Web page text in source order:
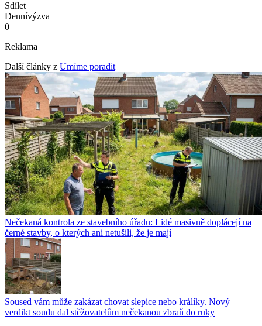
Sdílet
Dennívýzva
0
Reklama
Další články z Umíme poradit
Nečekaná kontrola ze stavebního úřadu: Lidé masivně doplácejí na
černé stavby, o kterých ani netušili, že je mají
Soused vám může zakázat chovat slepice nebo králíky. Nový
verdikt soudu dal stěžovatelům nečekanou zbraň do ruky